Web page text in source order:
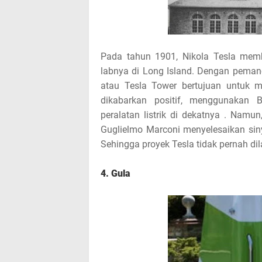
Pada tahun 1901, Nikola Tesla
labnya di Long Island. Dengan
atau Tesla Tower bertujuan untuk
dikabarkan positif, menggunakan
peralatan listrik di dekatnya .
Guglielmo Marconi menyelesaikan
Sehingga proyek Tesla tidak pernah
4. Gula